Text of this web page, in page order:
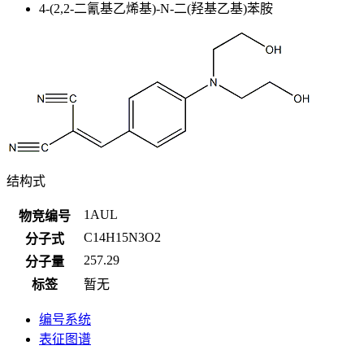
4-(2,2-二氰基乙烯基)-N-二(羟基乙基)苯胺
结构式
物竞编号
1AUL
分子式
C14H15N3O2
分子量
257.29
标签
暂无
编号系统
表征图谱